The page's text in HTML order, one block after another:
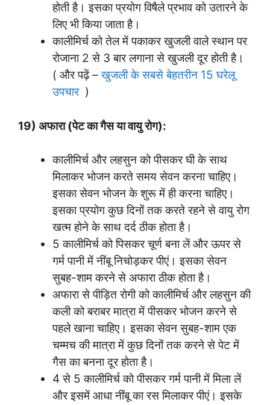
होती है। इसका प्रयोग विषैले प्रभाव को उतारने के
लिए भी किया जाता है।
कालीमिर्च को तेल में पकाकर खुजली वाले स्थान पर
रोजाना 2 से 3 बार लगाना से खुजली दूर होती है।
( और पढ़ें –खुजली के सबसे बेहतरीन 15 घरेलू
उपचार )
19) अफारा (पेट का गैस या वायु रोग):
कालीमिर्च और लहसुन को पीसकर घी के साथ
मिलाकर भोजन करते समय सेवन करना चाहिए।
इसका सेवन भोजन के शुरू में ही करना चाहिए।
इसका प्रयोग कुछ दिनों तक करते रहने से वायु रोग
खत्म होने के साथ दर्द ठीक होता है।
5 कालीमिर्च को पिसकर चूर्ण बना लें और ऊपर से
गर्म पानी में नींबू निचोड़कर पीएं। इसका सेवन
सुबह-शाम करने से अफारा ठीक होता है।
अफारा से पीड़ित रोगी को कालीमिर्च और लहसुन की
कली को बराबर मात्रा में पीसकर भोजन करने से
पहले खाना चाहिए। इसका सेवन सुबह-शाम एक
चम्मच की मात्रा में कुछ दिनों तक करने से पेट में
गैस का बनना दूर होता है।
4 से 5 कालीमिर्च को पीसकर गर्म पानी में मिला लें
और इसमें आधा नींबू का रस मिलाकर पीएं। इसके